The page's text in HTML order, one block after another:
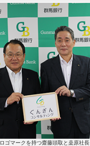
ロゴマークを持つ齋藤頭取と桒原社長